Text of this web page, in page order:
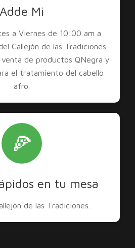
Adde Mi
a Viernes de 10:00 am a
Callejón de las Tradiciones
de productos QNegra y
el tratamiento del cabello
afro.
🍕
en tu mesa
de las Tradiciones.